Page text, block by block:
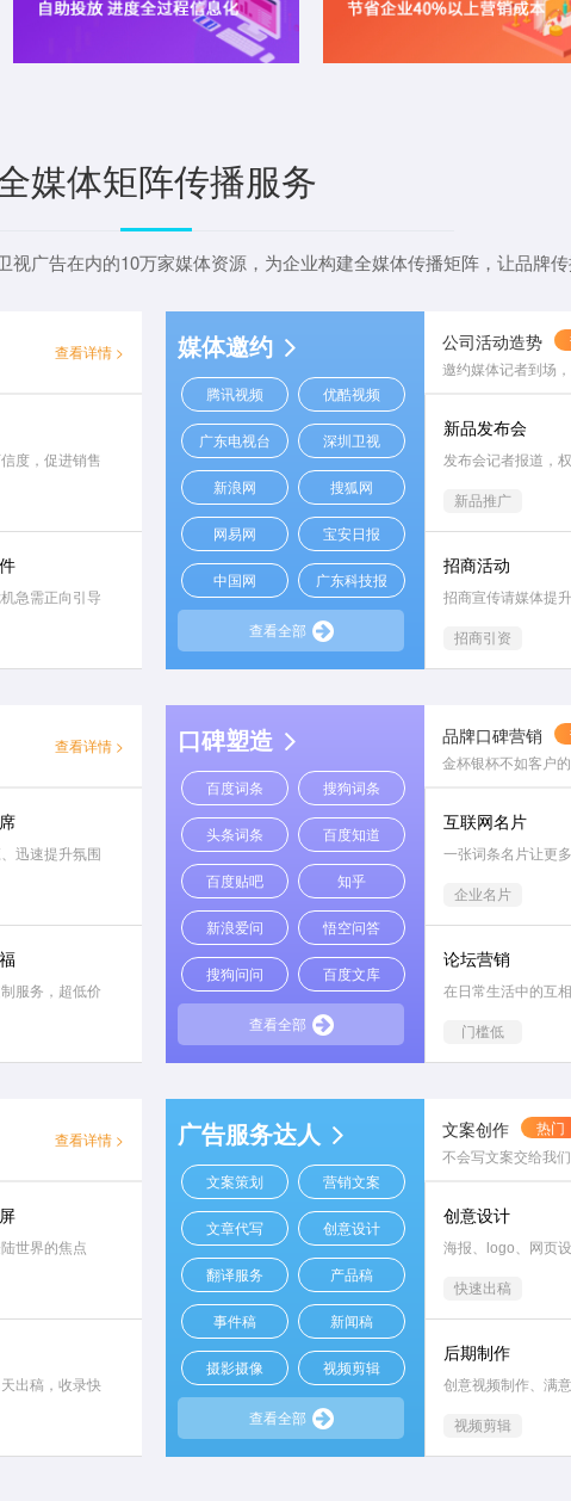
媒体矩阵传播服务
视广告在内的10万家媒体资源，为企业构建全媒体传播矩阵，让品牌
查看详情 >
度，促进销售
急需正向引导
媒体邀约
腾讯视频 优酷视频
广东电视台 深圳卫视
新浪网 搜狐网
网易网 宝安日报
中国网 广东科技报
查看全部
公司活动造势
邀约媒体记者到场
新品发布会
发布会记者报道，
新品推广
招商活动
招商宣传请媒体提
招商引资
查看详情 >
迅速提升氛围
服务，超低价
口碑塑造
百度词条 搜狗词条
头条词条 百度知道
百度贴吧 知乎
新浪爱问 悟空问答
搜狗问问 百度文库
查看全部
品牌口碑营销
金杯银杯不如客户
互联网名片
一张词条名片让更
企业名片
论坛营销
在日常生活中的互
门槛低
查看详情 >
世界的焦点
出稿，收录快
广告服务达人
文案策划 营销文案
文章代写 创意设计
翻译服务 产品稿
事件稿 新闻稿
摄影摄像 视频剪辑
查看全部
文案创作 热门
不会写文案交给我
创意设计
海报、logo、网页
快速出稿
后期制作
创意视频制作、满
视频剪辑